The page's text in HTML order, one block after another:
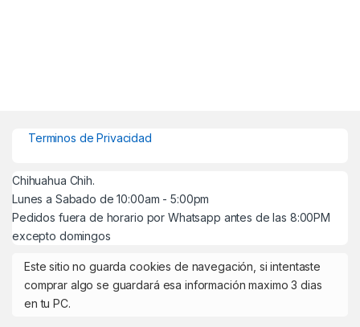
Terminos de Privacidad
Chihuahua Chih.
Lunes a Sabado de 10:00am - 5:00pm
Pedidos fuera de horario por Whatsapp antes de las 8:00PM
excepto domingos
Este sitio no guarda cookies de navegación, si intentaste
comprar algo se guardará esa información maximo 3 dias
en tu PC.